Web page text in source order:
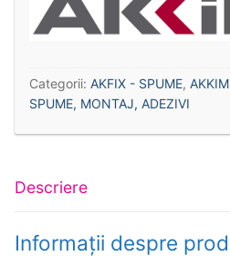
Categorii: AKFIX - SPUME, AKKIM
SPUME, MONTAJ, ADEZIVI
Descriere
Informații despre